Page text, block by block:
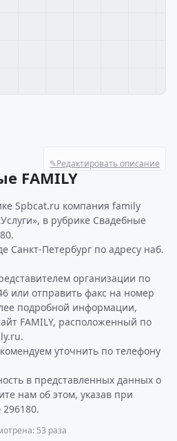
✎Редактировать описание
FAMILY
Spbcat.ru компания family
в рубрике Свадебные
Санкт-Петербург по адресу наб.
организации по
или отправить факс на номер
подробной информации,
FAMILY, расположенный по
уточнить по телефону
в представленных данных о
нам об этом, указав при
53 раза